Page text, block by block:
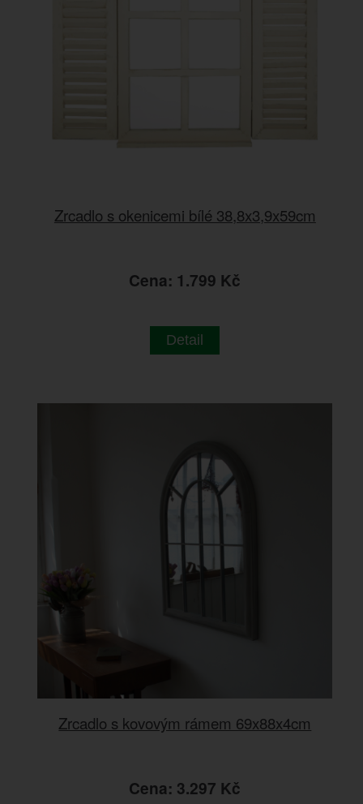
Zrcadlo s okenicemi bílé 38,8x3,9x59cm
Cena: 1.799 Kč
Detail
Zrcadlo s kovovým rámem 69x88x4cm
Cena: 3.297 Kč